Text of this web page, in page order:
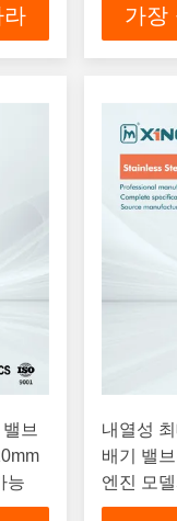
라 가장
브
능
내열성
배기 밸
엔진 모